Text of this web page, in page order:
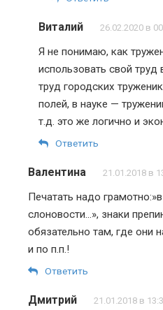
Виталий 26.02.2020 в
Я не понимаю, как
использовать свой
труд городских
полей, в науке —
т.д. это же логично и
Ответить
Валентина 21.01.2018 в
Печатать надо
слоновости…», знаки
обязательно там, где они
и по п.п.!
Ответить
Дмитрий 21.01.2018 в